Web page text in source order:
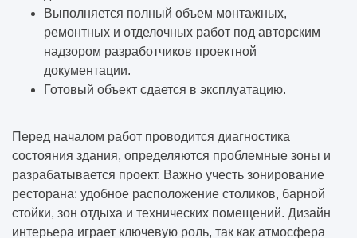
Выполняется полный объем монтажных,
ремонтных и отделочных работ под авторским
надзором разработчиков проектной
документации.
Готовый объект сдается в эксплуатацию.
Перед началом работ проводится диагностика
состояния здания, определяются проблемные зоны и
разрабатывается проект. Важно учесть зонирование
ресторана: удобное расположение столиков, барной
стойки, зон отдыха и технических помещений. Дизайн
интерьера играет ключевую роль, так как атмосфера